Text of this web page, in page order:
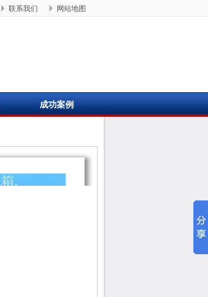
联系我们 网站地图
成功案例